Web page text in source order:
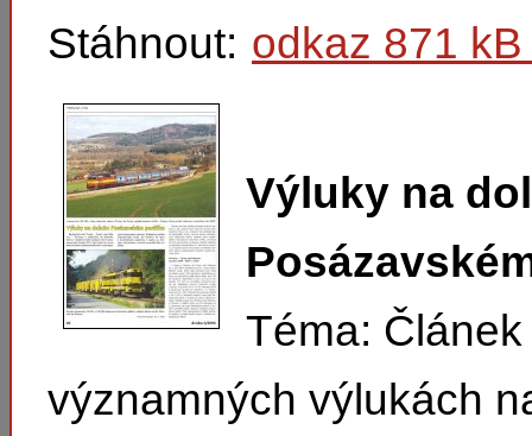
Stáhnout: odkaz 871
Výluky na
Téma: Článek
významných výlukách